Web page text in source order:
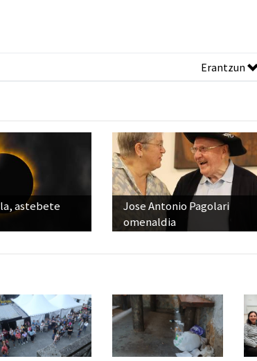
Erantzun
astebete
Jose Antonio Pagolari
omenaldia